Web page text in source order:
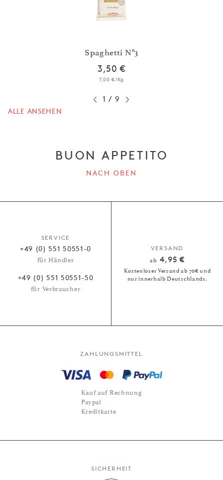
Spaghetti N°3
3,50 €
7,00 €/Kg
1 / 9
ALLE ANSEHEN
BUON APPETITO
NACH OBEN
SERVICE
+49 (0) 551 50551-0
für Händler
+49 (0) 551 50551-50
für Verbraucher
VERSAND
ab 4,95 €
Kostenloser Versand ab 70€ und
nur innerhalb Deutschlands.
ZAHLUNGSMITTEL
Kauf auf Rechnung
Paypal
Kreditkarte
SICHERHEIT